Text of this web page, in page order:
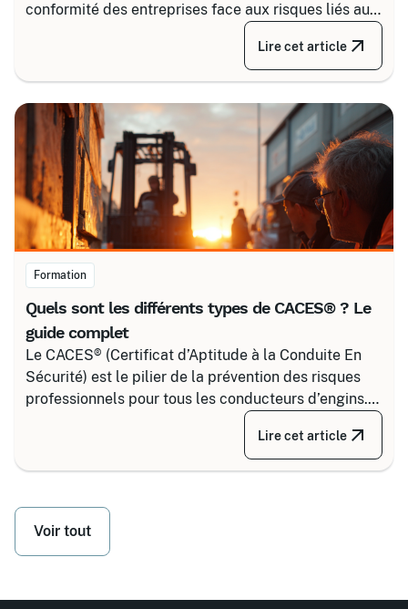
conformité des entreprises face aux risques liés au
courant. Certalis vous accompagne avec des
formations sur-mesure, initiales ou de recyclage,
pour maîtriser tous les niveaux de sécurité, du
tension.
Lire cet article
Formation
Quels sont les différents types de CACES® ? Le
guide complet
Le CACES® (Certificat d’Aptitude à la Conduite En
Sécurité) est le pilier de la prévention des risques
professionnels pour tous les conducteurs d’engins.
Depuis la réforme de 2020, il s’articule autour de 8
grandes familles d’équipements, divisées selon
Lire cet article
Voir tout